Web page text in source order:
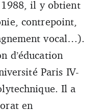
1988, il y obtient
contrepoint,
vocal…).
d’éducation
Paris IV-
Il a
en